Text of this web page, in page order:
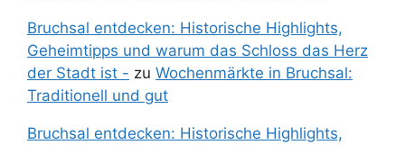
Bruchsal entdecken: Historische Highlights,
Geheimtipps und warum das Schloss das Herz
der Stadt ist - zu Wochenmärkte in Bruchsal:
Traditionell und gut
Bruchsal entdecken: Historische Highlights,